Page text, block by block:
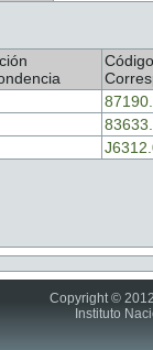
Código
Copyright ©
Instituto